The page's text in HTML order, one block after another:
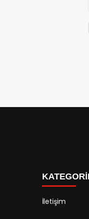
İletişim